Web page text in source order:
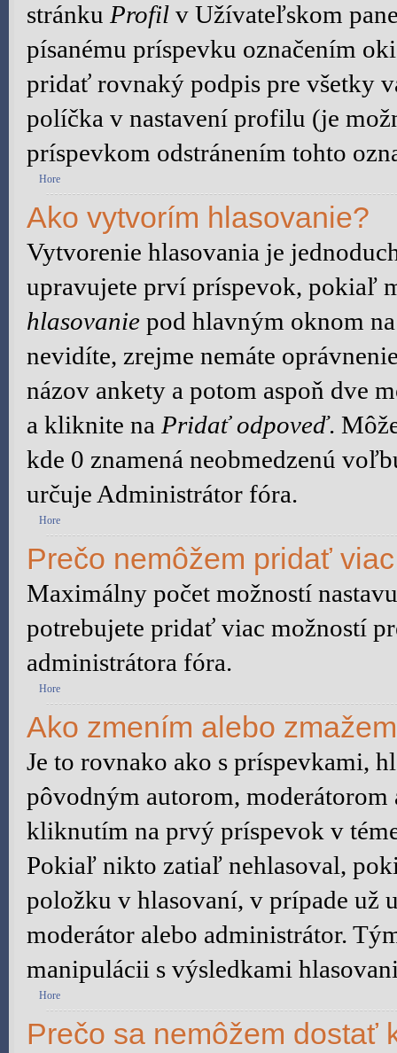
stránku Profil v Užívateľskom
písanému príspevku označením
pridať rovnaký podpis pre všetky
políčka v nastavení profilu (je
príspevkom odstránením tohto
Hore
Ako vytvorím hlasovanie?
Vytvorenie hlasovania je
upravujete prví príspevok, pokiaľ
hlasovanie pod hlavným oknom
nevidíte, zrejme nemáte
názov ankety a potom aspoň dve
a kliknite na Pridať odpoveď.
kde 0 znamená neobmedzenú
určuje Administrátor fóra.
Hore
Prečo nemôžem pridať
Maximálny počet možností
potrebujete pridať viac možností
administrátora fóra.
Hore
Ako zmením alebo
Je to rovnako ako s príspevkami,
pôvodným autorom,
kliknutím na prvý príspevok v
Pokiaľ nikto zatiaľ nehlasoval,
položku v hlasovaní, v prípade už
moderátor alebo administrátor.
manipulácii s výsledkami
Hore
Prečo sa nemôžem dostať